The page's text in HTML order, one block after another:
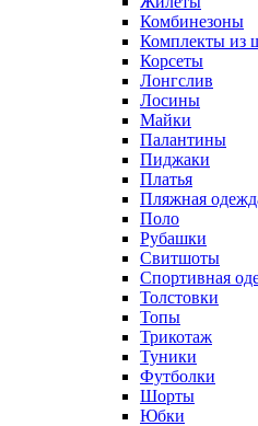
Комбинезоны
Комплекты из
Корсеты
Лонгслив
Лосины
Майки
Палантины
Пиджаки
Платья
Пляжная
Поло
Рубашки
Свитшоты
Спортивная
Толстовки
Топы
Трикотаж
Туники
Футболки
Шорты
Юбки